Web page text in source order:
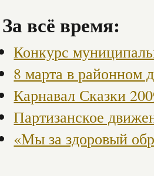
За всё время:
Конкурс
8 марта в районном
Карнавал Сказки
Партизанское
«Мы за здоровый